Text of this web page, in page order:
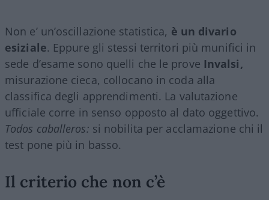
Non e’ un’oscillazione statistica, è un divario
esiziale. Eppure gli stessi territori più munifici in
sede d’esame sono quelli che le prove Invalsi,
misurazione cieca, collocano in coda alla
classifica degli apprendimenti. La valutazione
ufficiale corre in senso opposto al dato oggettivo.
Todos caballeros: si nobilita per acclamazione chi il
test pone più in basso.
Il criterio che non c’è